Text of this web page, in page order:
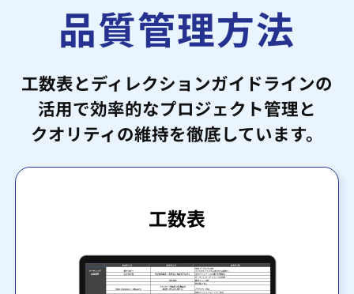
品質管理方法
工数表とディレクションガイドラインの
活用で効率的なプロジェクト管理と
クオリティの維持を徹底しています。
工数表